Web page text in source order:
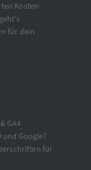
Kosten-
für dein
GA4
und Google?
für